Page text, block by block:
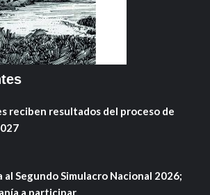
reciben resultados del proceso de
al Segundo Simulacro Nacional 2026;
a participar